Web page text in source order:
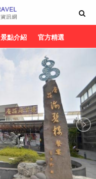
景點介紹 官方精選